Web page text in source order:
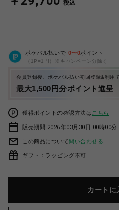
税込
ポケパル払いで 0〜0ポイント
（1P=1円）※キャンペーン分除く
会員登録後、ポケパル払い初回登録&利用
最大1,500円分ポイント進呈
獲得ポイントの確認方法は こちら
販売期間 2026年03月30日 00時00
この商品について問い合わせる
ギフト：ラッピング不可
カートに